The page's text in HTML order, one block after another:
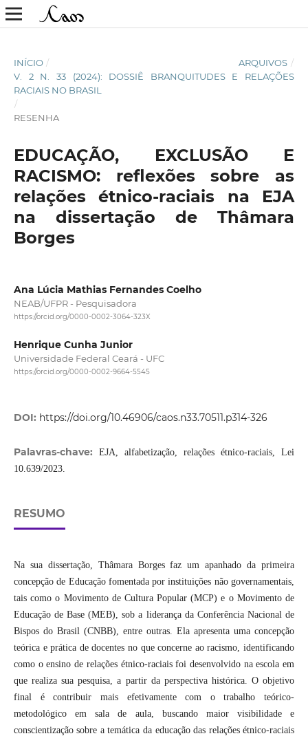
INÍCIO / ARQUIVOS /
V. 2 N. 33 (2024): DOSSIÊ BRANQUITUDES E RELAÇÕES
RACIAIS NO BRASIL
/
RESENHA
EDUCAÇÃO, EXCLUSÃO E
RACISMO: reflexões sobre as
relações étnico-raciais na EJA
na dissertação de Thâmara
Borges
Ana Lúcia Mathias Fernandes Coelho
NEAB/UFPR - Pesquisadora
https://orcid.org/0000-0002-3064-323X
Henrique Cunha Junior
Universidade Federal Ceará - UFC
https://orcid.org/0000-0002-9664-5545
DOI: https://doi.org/10.46906/caos.n33.70511.p314-326
Palavras-chave:
EJA, alfabetização, relações étnico-raciais, Lei
10.639/2023.
RESUMO
Na sua dissertação, Thâmara Borges faz um apanhado da primeira
concepção de Educação fomentada por instituições não governamentais,
tais como o Movimento de Cultura Popular (MCP) e o Movimento de
Educação de Base (MEB), sob a liderança da Conferência Nacional de
Bispos do Brasil (CNBB), entre outras. Ela apresenta uma concepção
teórica e prática de docentes no que concerne ao racismo, identificando
como o ensino de relações étnico-raciais foi desenvolvido na escola em
que realiza sua pesquisa, a partir da perspectiva histórica. O objetivo
final é contribuir mais efetivamente com o trabalho teórico-
metodológico em sala de aula, buscando maior visibilidade e
conscientização sobre a temática da educação das relações étnico-raciais